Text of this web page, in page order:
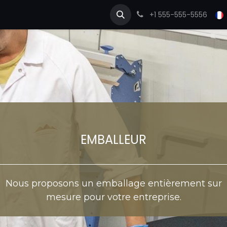
Emballeur BOUTIQUE EN LIGNE
+1 555-555-5556
EMBALLEUR
Nous proposons un emballage entièrement sur
mesure pour votre entreprise.